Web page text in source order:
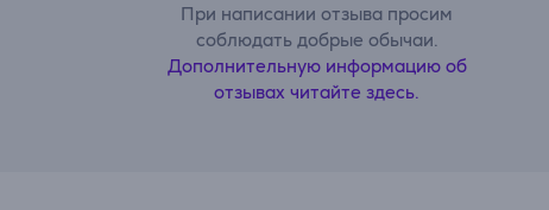
При написании отзыва просим
соблюдать добрые обычаи.
Дополнительную информацию об
отзывах читайте здесь.